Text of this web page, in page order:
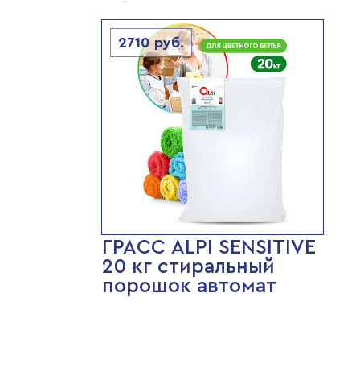
2710руб.
ГРАСС ALPI SENSITIVE
20 кг стиральный
порошок автомат